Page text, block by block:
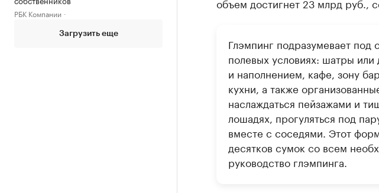
РБК Компании
Загрузить еще
Глэмпинг подразумевает под
полевых условиях: шатры
и наполнением, кафе, зону
кухни, а также
наслаждаться пейзажами и
лошадях, прогуляться под
вместе с соседями. Этот
десятков сумок со всем
руководство глэмпинга.